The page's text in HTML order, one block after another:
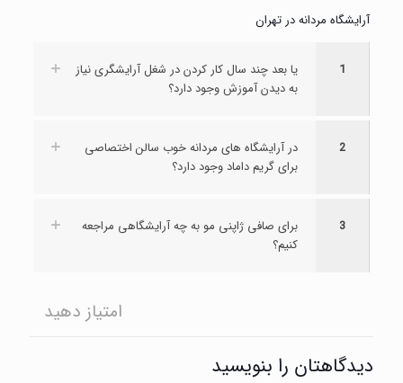
آرایشگاه مردانه در تهران
1
یا بعد چند سال کار کردن در شغل آرایشگری نیاز
به دیدن آموزش وجود دارد؟
2
در آرایشگاه های مردانه خوب سالن اختصاصی
برای گریم داماد وجود دارد؟
3
برای صافی ژاپنی مو به چه آرایشگاهی مراجعه
کنیم؟
امتیاز دهید
دیدگاهتان را بنویسید